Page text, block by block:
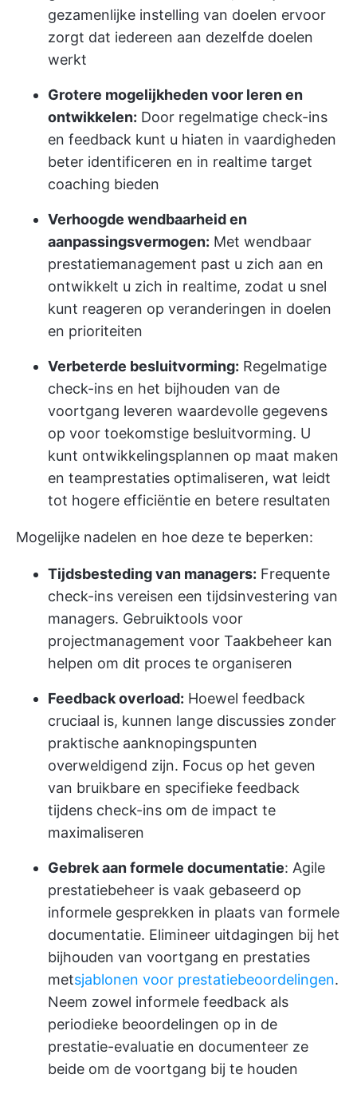
gezamenlijke instelling van doelen ervoor
zorgt dat iedereen aan dezelfde doelen
werkt
Grotere mogelijkheden voor leren en
ontwikkelen: Door regelmatige check-ins
en feedback kunt u hiaten in vaardigheden
beter identificeren en in realtime target
coaching bieden
Verhoogde wendbaarheid en
aanpassingsvermogen: Met wendbaar
prestatiemanagement past u zich aan en
ontwikkelt u zich in realtime, zodat u snel
kunt reageren op veranderingen in doelen
en prioriteiten
Verbeterde besluitvorming: Regelmatige
check-ins en het bijhouden van de
voortgang leveren waardevolle gegevens
op voor toekomstige besluitvorming. U
kunt ontwikkelingsplannen op maat maken
en teamprestaties optimaliseren, wat leidt
tot hogere efficiëntie en betere resultaten
Mogelijke nadelen en hoe deze te beperken:
Tijdsbesteding van managers: Frequente
check-ins vereisen een tijdsinvestering van
managers. Gebruiktools voor
projectmanagement voor Taakbeheer kan
helpen om dit proces te organiseren
Feedback overload: Hoewel feedback
cruciaal is, kunnen lange discussies zonder
praktische aanknopingspunten
overweldigend zijn. Focus op het geven
van bruikbare en specifieke feedback
tijdens check-ins om de impact te
maximaliseren
Gebrek aan formele documentatie: Agile
prestatiebeheer is vaak gebaseerd op
informele gesprekken in plaats van formele
documentatie. Elimineer uitdagingen bij het
bijhouden van voortgang en prestaties
metsjablonen voor prestatiebeoordelingen.
Neem zowel informele feedback als
periodieke beoordelingen op in de
prestatie-evaluatie en documenteer ze
beide om de voortgang bij te houden